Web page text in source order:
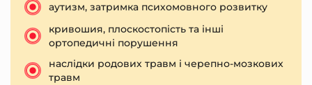
аутизм, затримка психомовного розвитку
кривошия, плоскостопість та інші
ортопедичні порушення
наслідки родових травм і черепно-мозкових
травм